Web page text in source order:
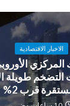
الاخبار الاقتصادية
المركزي
التضخم طويلة
قرب 2%